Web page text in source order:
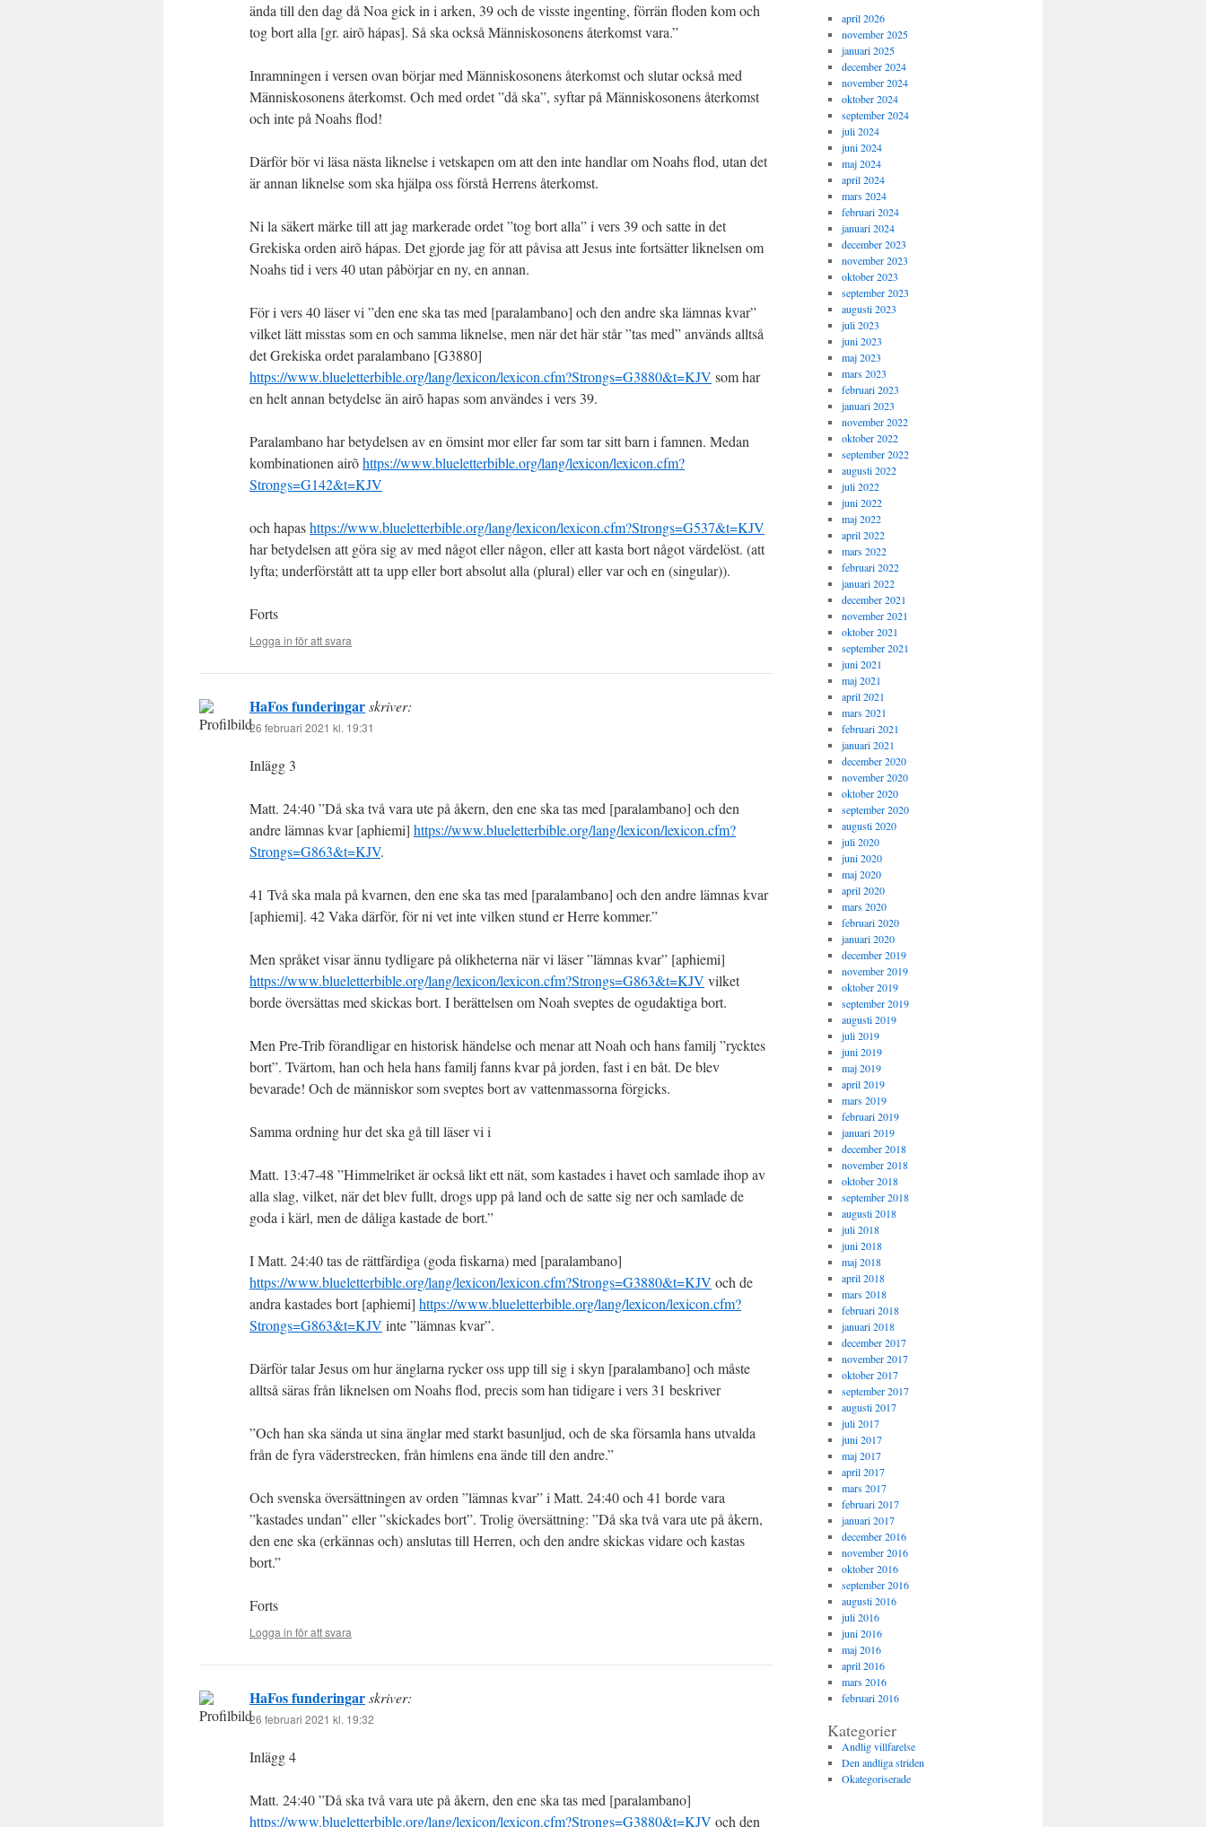
ända till den dag då Noa gick in i arken, 39 och de visste ingenting, förrän floden kom och
tog bort alla [gr. airõ hápas]. Så ska också Människosonens återkomst vara.”
Inramningen i versen ovan börjar med Människosonens återkomst och slutar också med
Människosonens återkomst. Och med ordet ”då ska”, syftar på Människosonens återkomst
och inte på Noahs flod!
Därför bör vi läsa nästa liknelse i vetskapen om att den inte handlar om Noahs flod, utan det
är annan liknelse som ska hjälpa oss förstå Herrens återkomst.
Ni la säkert märke till att jag markerade ordet ”tog bort alla” i vers 39 och satte in det
Grekiska orden airõ hápas. Det gjorde jag för att påvisa att Jesus inte fortsätter liknelsen om
Noahs tid i vers 40 utan påbörjar en ny, en annan.
För i vers 40 läser vi ”den ene ska tas med [paralambano] och den andre ska lämnas kvar”
vilket lätt misstas som en och samma liknelse, men när det här står ”tas med” används alltså
det Grekiska ordet paralambano [G3880]
https://www.blueletterbible.org/lang/lexicon/lexicon.cfm?Strongs=G3880&t=KJV som har
en helt annan betydelse än airõ hapas som användes i vers 39.
Paralambano har betydelsen av en ömsint mor eller far som tar sitt barn i famnen. Medan
kombinationen airõhttps://www.blueletterbible.org/lang/lexicon/lexicon.cfm?
Strongs=G142&t=KJV
och hapashttps://www.blueletterbible.org/lang/lexicon/lexicon.cfm?Strongs=G537&t=KJV
har betydelsen att göra sig av med något eller någon, eller att kasta bort något värdelöst. (att
lyfta; underförstått att ta upp eller bort absolut alla (plural) eller var och en (singular)).
Forts
Logga in för att svara
HaFos funderingarskriver:
26 februari 2021 kl. 19:31
Inlägg 3
Matt. 24:40 ”Då ska två vara ute på åkern, den ene ska tas med [paralambano] och den
andre lämnas kvar [aphiemi] https://www.blueletterbible.org/lang/lexicon/lexicon.cfm?
Strongs=G863&t=KJV.
41 Två ska mala på kvarnen, den ene ska tas med [paralambano] och den andre lämnas kvar
[aphiemi]. 42 Vaka därför, för ni vet inte vilken stund er Herre kommer.”
Men språket visar ännu tydligare på olikheterna när vi läser ”lämnas kvar” [aphiemi]
https://www.blueletterbible.org/lang/lexicon/lexicon.cfm?Strongs=G863&t=KJV vilket
borde översättas med skickas bort. I berättelsen om Noah sveptes de ogudaktiga bort.
Men Pre-Trib förandligar en historisk händelse och menar att Noah och hans familj ”rycktes
bort”. Tvärtom, han och hela hans familj fanns kvar på jorden, fast i en båt. De blev
bevarade! Och de människor som sveptes bort av vattenmassorna förgicks.
Samma ordning hur det ska gå till läser vi i
Matt. 13:47-48 ”Himmelriket är också likt ett nät, som kastades i havet och samlade ihop av
alla slag, vilket, när det blev fullt, drogs upp på land och de satte sig ner och samlade de
goda i kärl, men de dåliga kastade de bort.”
I Matt. 24:40 tas de rättfärdiga (goda fiskarna) med [paralambano]
https://www.blueletterbible.org/lang/lexicon/lexicon.cfm?Strongs=G3880&t=KJV och de
andra kastades bort [aphiemi] https://www.blueletterbible.org/lang/lexicon/lexicon.cfm?
Strongs=G863&t=KJV inte ”lämnas kvar”.
Därför talar Jesus om hur änglarna rycker oss upp till sig i skyn [paralambano] och måste
alltså säras från liknelsen om Noahs flod, precis som han tidigare i vers 31 beskriver
”Och han ska sända ut sina änglar med starkt basunljud, och de ska församla hans utvalda
från de fyra väderstrecken, från himlens ena ände till den andre.”
Och svenska översättningen av orden ”lämnas kvar” i Matt. 24:40 och 41 borde vara
”kastades undan” eller ”skickades bort”. Trolig översättning: ”Då ska två vara ute på åkern,
den ene ska (erkännas och) anslutas till Herren, och den andre skickas vidare och kastas
bort.”
Forts
Logga in för att svara
HaFos funderingarskriver:
26 februari 2021 kl. 19:32
Inlägg 4
Matt. 24:40 ”Då ska två vara ute på åkern, den ene ska tas med [paralambano]
https://www.blueletterbible.org/lang/lexicon/lexicon.cfm?Strongs=G3880&t=KJV och den
april 2026
november 2025
januari 2025
december 2024
november 2024
oktober 2024
september 2024
juli 2024
juni 2024
maj 2024
april 2024
mars 2024
februari 2024
januari 2024
december 2023
november 2023
oktober 2023
september 2023
augusti 2023
juli 2023
juni 2023
maj 2023
mars 2023
februari 2023
januari 2023
november 2022
oktober 2022
september 2022
augusti 2022
juli 2022
juni 2022
maj 2022
april 2022
mars 2022
februari 2022
januari 2022
december 2021
november 2021
oktober 2021
september 2021
juni 2021
maj 2021
april 2021
mars 2021
februari 2021
januari 2021
december 2020
november 2020
oktober 2020
september 2020
augusti 2020
juli 2020
juni 2020
maj 2020
april 2020
mars 2020
februari 2020
januari 2020
december 2019
november 2019
oktober 2019
september 2019
augusti 2019
juli 2019
juni 2019
maj 2019
april 2019
mars 2019
februari 2019
januari 2019
december 2018
november 2018
oktober 2018
september 2018
augusti 2018
juli 2018
juni 2018
maj 2018
april 2018
mars 2018
februari 2018
januari 2018
december 2017
november 2017
oktober 2017
september 2017
augusti 2017
juli 2017
juni 2017
maj 2017
april 2017
mars 2017
februari 2017
januari 2017
december 2016
november 2016
oktober 2016
september 2016
augusti 2016
juli 2016
juni 2016
maj 2016
april 2016
mars 2016
februari 2016
Kategorier
Andlig villfarelse
Den andliga striden
Okategoriserade